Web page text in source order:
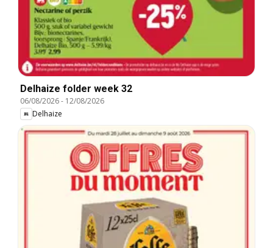
Delhaize folder week 32
06/08/2026- 12/08/2026
Delhaize